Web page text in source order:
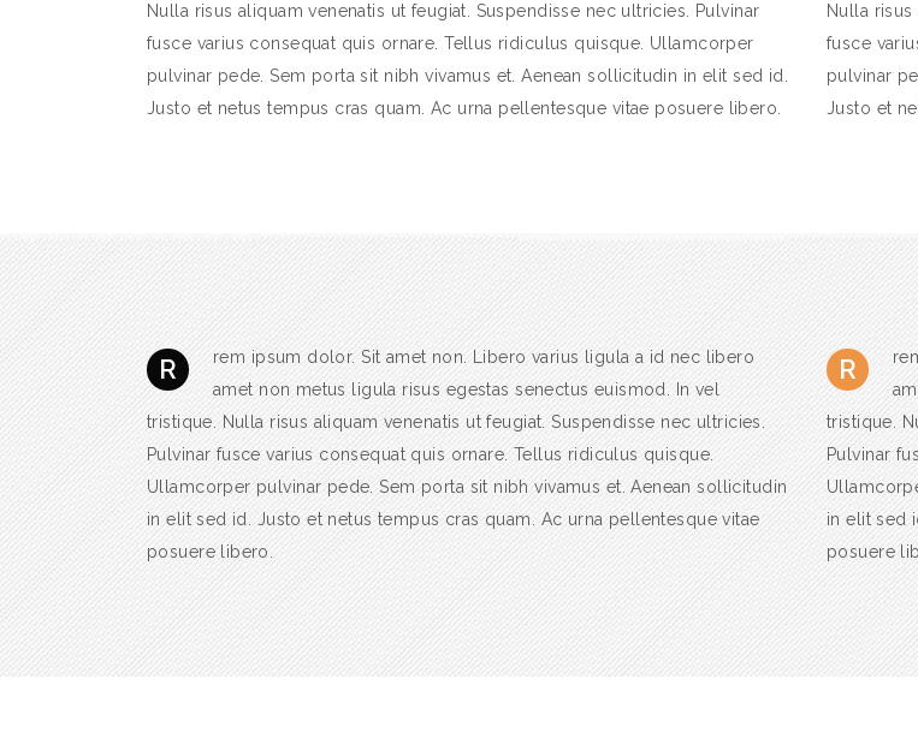
Nulla risus aliquam venenatis ut feugiat. Suspendisse nec ultricies. Pulvinar
fusce varius consequat quis ornare. Tellus ridiculus quisque. Ullamcorper
pulvinar pede. Sem porta sit nibh vivamus et. Aenean sollicitudin in elit sed id.
Justo et netus tempus cras quam. Ac urna pellentesque vitae posuere libero.
Nulla
fusce
pulvinar
Justo et
R
rem ipsum dolor. Sit amet non. Libero varius ligula a id nec libero
amet non metus ligula risus egestas senectus euismod. In vel
tristique. Nulla risus aliquam venenatis ut feugiat. Suspendisse nec ultricies.
Pulvinar fusce varius consequat quis ornare. Tellus ridiculus quisque.
Ullamcorper pulvinar pede. Sem porta sit nibh vivamus et. Aenean sollicitudin
in elit sed id. Justo et netus tempus cras quam. Ac urna pellentesque vitae
posuere libero.
R
tristique.
Pulvinar
in elit sed
posuere